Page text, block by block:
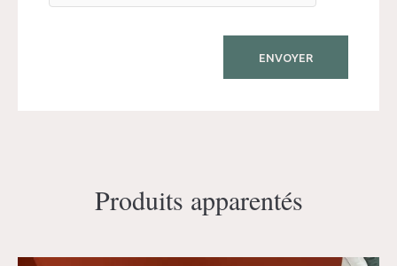
Produits apparentés